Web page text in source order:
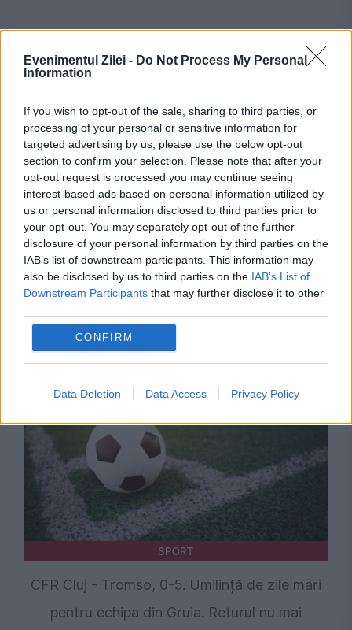
Evenimentul Zilei - Do Not Process My Personal
Information
If you wish to opt-out of the sale, sharing to third parties, or
processing of your personal or sensitive information for
targeted advertising by us, please use the below opt-out
section to confirm your selection. Please note that after your
opt-out request is processed you may continue seeing
interest-based ads based on personal information utilized by
us or personal information disclosed to third parties prior to
your opt-out. You may separately opt-out of the further
disclosure of your personal information by third parties on the
IAB’s list of downstream participants. This information may
also be disclosed by us to third parties on the IAB’s List of
Downstream Participants that may further disclose it to other
CONFIRM
Data Deletion Data Access Privacy Policy
Recomandările noastre
SPORT
Reacție furibundă a lui Ioan Varga după
umilința din Conference League. Se anunță
plecări în masă de la CFR Cluj
SPORT
CFR Cluj - Tromso, 0-5. Umilință de zile mari
pentru echipa din Gruia. Returul nu mai